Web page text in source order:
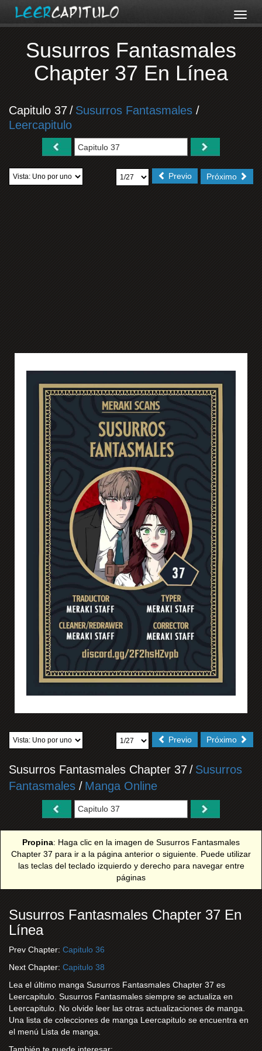
Susurros Fantasmales
Chapter 37 En Línea
Capitulo 37/ Susurros Fantasmales /
Leercapitulo
Próximo
Previo
Próximo
Previo
Susurros Fantasmales Chapter 37/ Susurros
Fantasmales / Manga Online
Propina: Haga clic en la imagen de Susurros Fantasmales
Chapter 37 para ir a la página anterior o siguiente. Puede utilizar
las teclas del teclado izquierdo y derecho para navegar entre
páginas
Susurros Fantasmales Chapter 37 En
Línea
Prev Chapter: Capitulo 36
Next Chapter: Capitulo 38
Lea el último manga Susurros Fantasmales Chapter 37 es
Leercapitulo. Susurros Fantasmales siempre se actualiza en
Leercapitulo. No olvide leer las otras actualizaciones de manga.
Una lista de colecciones de manga Leercapitulo se encuentra en
el menú Lista de manga.